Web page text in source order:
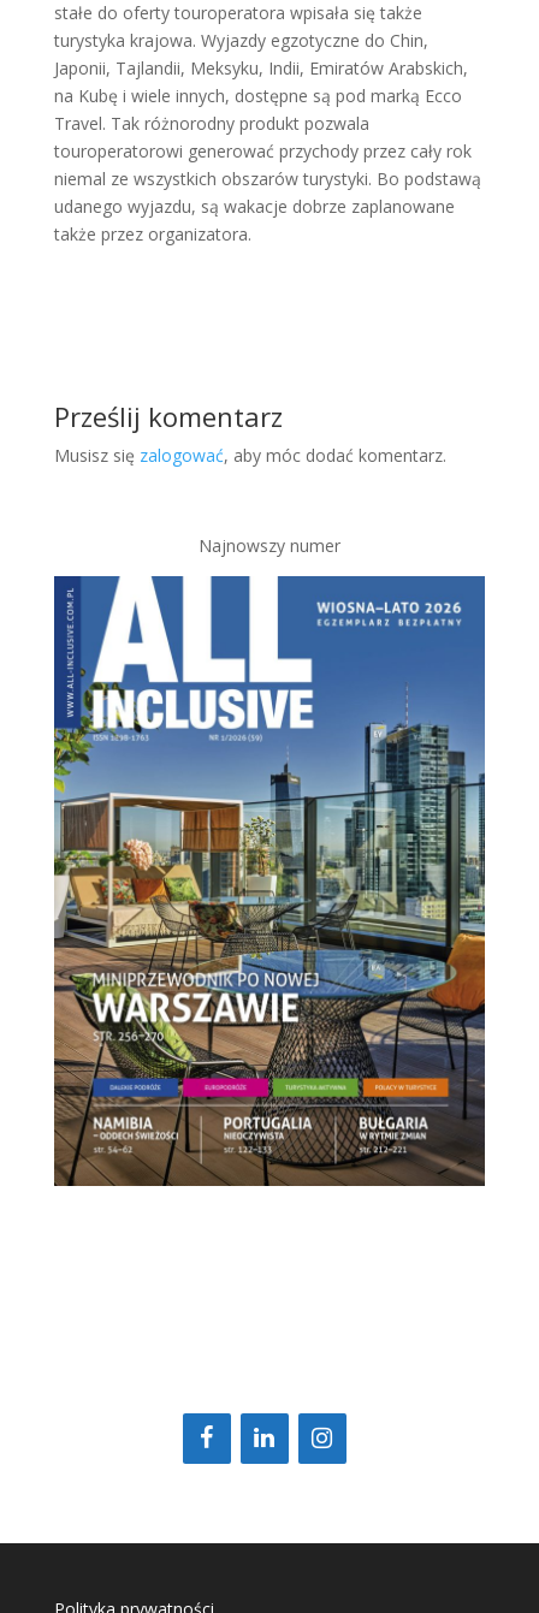
stałe do oferty touroperatora wpisała się także
turystyka krajowa. Wyjazdy egzotyczne do Chin,
Japonii, Tajlandii, Meksyku, Indii, Emiratów Arabskich,
na Kubę i wiele innych, dostępne są pod marką Ecco
Travel. Tak różnorodny produkt pozwala
touroperatorowi generować przychody przez cały rok
niemal ze wszystkich obszarów turystyki. Bo podstawą
udanego wyjazdu, są wakacje dobrze zaplanowane
także przez organizatora.
Prześlij komentarz
Musisz się zalogować, aby móc dodać komentarz.
Najnowszy numer